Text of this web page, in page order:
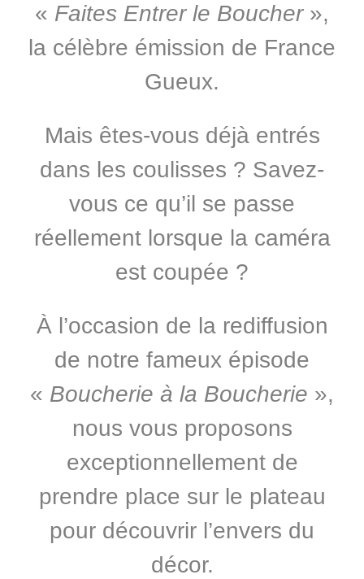
« Faites Entrer le Boucher»,
la célèbre émission de France
Gueux.
Mais êtes-vous déjà entrés
dans les coulisses ? Savez-
vous ce qu’il se passe
réellement lorsque la caméra
est coupée ?
À l’occasion de la rediffusion
de notre fameux épisode
« Boucherie à la Boucherie »,
nous vous proposons
exceptionnellement de
prendre place sur le plateau
pour découvrir l’envers du
décor.